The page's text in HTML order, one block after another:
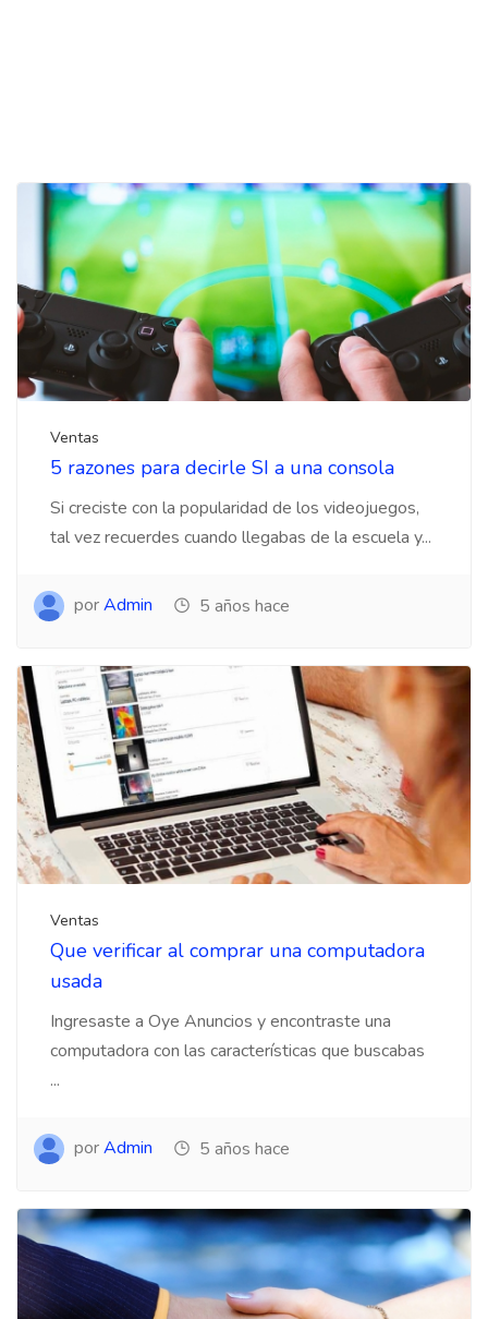
Ventas
5 razones para decirle SI a una consola
Si creciste con la popularidad de los videojuegos,
tal vez recuerdes cuando llegabas de la escuela y...
porAdmin 5 años hace
Ventas
Que verificar al comprar una computadora
usada
Ingresaste a Oye Anuncios y encontraste una
computadora con las características que buscabas
...
porAdmin 5 años hace